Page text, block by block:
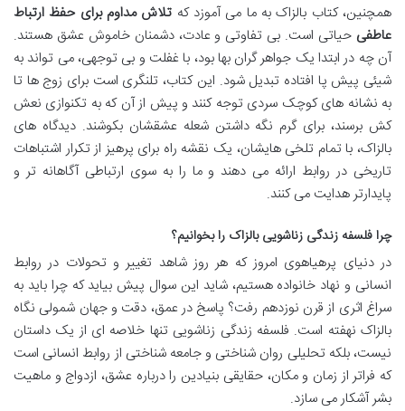
همچنین، کتاب بالزاک به ما می آموزد که تلاش مداوم برای حفظ ارتباط
عاطفی حیاتی است. بی تفاوتی و عادت، دشمنان خاموش عشق هستند.
آن چه در ابتدا یک جواهر گران بها بود، با غفلت و بی توجهی، می تواند به
شیئی پیش پا افتاده تبدیل شود. این کتاب، تلنگری است برای زوج ها تا
به نشانه های کوچک سردی توجه کنند و پیش از آن که به تکنوازی نعش
کش برسند، برای گرم نگه داشتن شعله عشقشان بکوشند. دیدگاه های
بالزاک، با تمام تلخی هایشان، یک نقشه راه برای پرهیز از تکرار اشتباهات
تاریخی در روابط ارائه می دهند و ما را به سوی ارتباطی آگاهانه تر و
پایدارتر هدایت می کنند.
چرا فلسفه زندگی زناشویی بالزاک را بخوانیم؟
در دنیای پرهیاهوی امروز که هر روز شاهد تغییر و تحولات در روابط
انسانی و نهاد خانواده هستیم، شاید این سوال پیش بیاید که چرا باید به
سراغ اثری از قرن نوزدهم رفت؟ پاسخ در عمق، دقت و جهان شمولی نگاه
بالزاک نهفته است. فلسفه زندگی زناشویی تنها خلاصه ای از یک داستان
نیست، بلکه تحلیلی روان شناختی و جامعه شناختی از روابط انسانی است
که فراتر از زمان و مکان، حقایقی بنیادین را درباره عشق، ازدواج و ماهیت
بشر آشکار می سازد.